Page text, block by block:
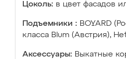
Цоколь: в цвет фасадов
Подъемники : BOYARD
класса Blum (Австрия),
Аксессуары: Выкатные